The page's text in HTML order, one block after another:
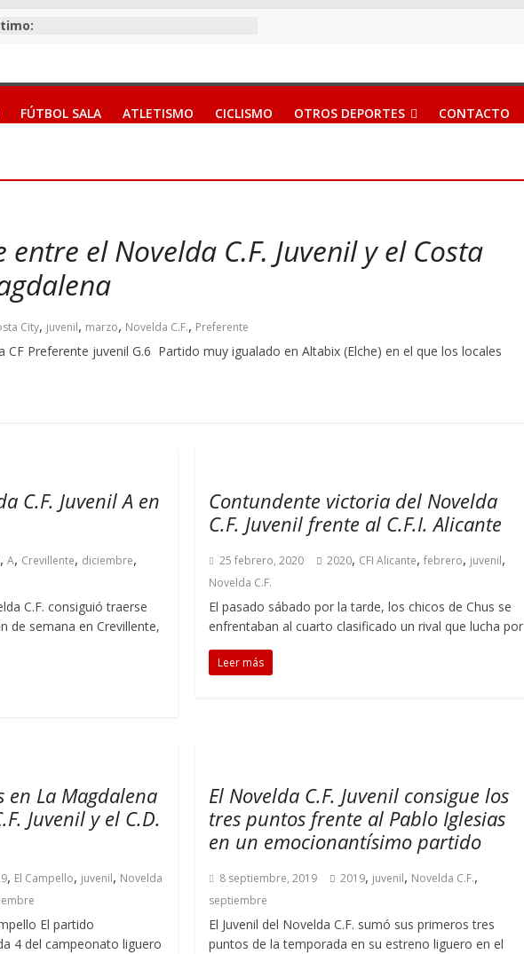
FÚTBOL SALA ATLETISMO CICLISMO OTROS DEPORTES CONTACTO
entre el Novelda C.F. Juvenil y el Costa
City, juvenil, marzo, Novelda C.F., Preferente
CF Preferente juvenil G.6 Partido muy igualado en Altabix (Elche) en el que los locales
C.F. Juvenil A en
, A, Crevillente, diciembre,
C.F. consiguió traerse
de semana en Crevillente,
Contundente victoria del Novelda
C.F. Juvenil frente al C.F.I. Alicante
25 febrero, 2020 2020, CFI Alicante,febrero, juvenil,
Novelda C.F.
El pasado sábado por la tarde, los chicos de Chus se
enfrentaban al cuarto clasificado un rival que lucha por
Leer más
en La Magdalena
Juvenil y el C.D.
, El Campello, juvenil, Novelda
El partido
4 del campeonato liguero
El Novelda C.F. Juvenil consigue los
tres puntos frente al Pablo Iglesias
en un emocionantísimo partido
8 septiembre, 2019 2019, juvenil, Novelda C.F.,
septiembre
El Juvenil del Novelda C.F. sumó sus primeros tres
puntos de la temporada en su estreno liguero en el